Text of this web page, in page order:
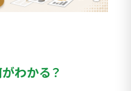
わかる？